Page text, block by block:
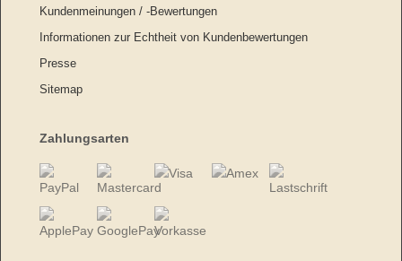
Kundenmeinungen / -Bewertungen
Informationen zur Echtheit von Kundenbewertungen
Presse
Sitemap
Zahlungsarten